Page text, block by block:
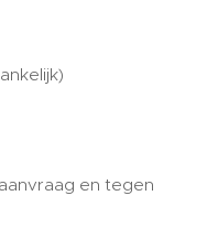
en tegen